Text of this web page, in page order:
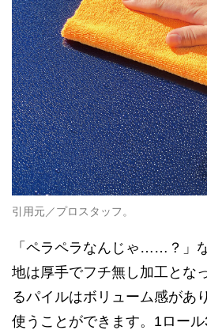
引用元／プロスタッフ。
「ペラペラなんじゃ……？」
地は厚手でフチ無し加工とな
るパイルはボリューム感があ
使うことができます。1ロー